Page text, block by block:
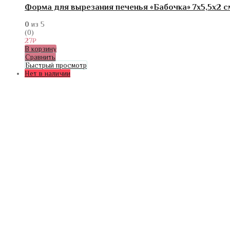
Форма для вырезания печенья «Бабочка» 7х5,5х2
0 из 5
(0)
27₽
В корзину
Сравнить
Быстрый просмотр
Нет в наличии